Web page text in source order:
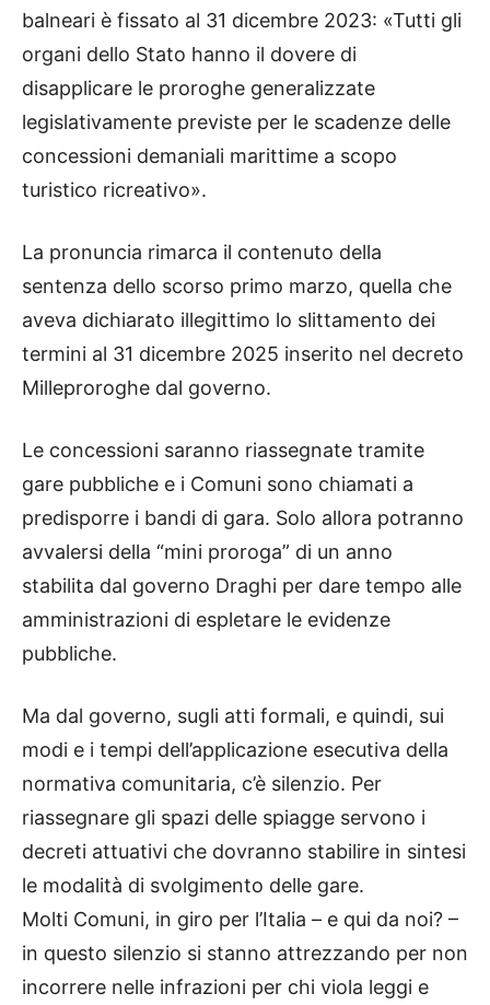
balneari è fissato al 31 dicembre 2023: «Tutti gli
organi dello Stato hanno il dovere di
disapplicare le proroghe generalizzate
legislativamente previste per le scadenze delle
concessioni demaniali marittime a scopo
turistico ricreativo».
La pronuncia rimarca il contenuto della
sentenza dello scorso primo marzo, quella che
aveva dichiarato illegittimo lo slittamento dei
termini al 31 dicembre 2025 inserito nel decreto
Milleproroghe dal governo.
Le concessioni saranno riassegnate tramite
gare pubbliche e i Comuni sono chiamati a
predisporre i bandi di gara. Solo allora potranno
avvalersi della “mini proroga” di un anno
stabilita dal governo Draghi per dare tempo alle
amministrazioni di espletare le evidenze
pubbliche.
Ma dal governo, sugli atti formali, e quindi, sui
modi e i tempi dell’applicazione esecutiva della
normativa comunitaria, c’è silenzio. Per
riassegnare gli spazi delle spiagge servono i
decreti attuativi che dovranno stabilire in sintesi
le modalità di svolgimento delle gare.
Molti Comuni, in giro per l’Italia – e qui da noi? –
in questo silenzio si stanno attrezzando per non
incorrere nelle infrazioni per chi viola leggi e